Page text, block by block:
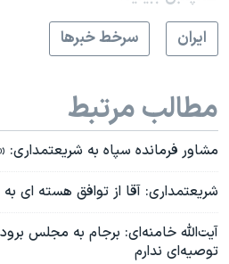
ايران
سرخط خبرها
مطالب مرتبط
مشاور فرمانده سپاه به شریعتمداری:
شریعتمداری: آقا از توافق هسته ای
آیت‌الله خامنه‌ای: برجام به مجلس
توصیه‌ای ندارم